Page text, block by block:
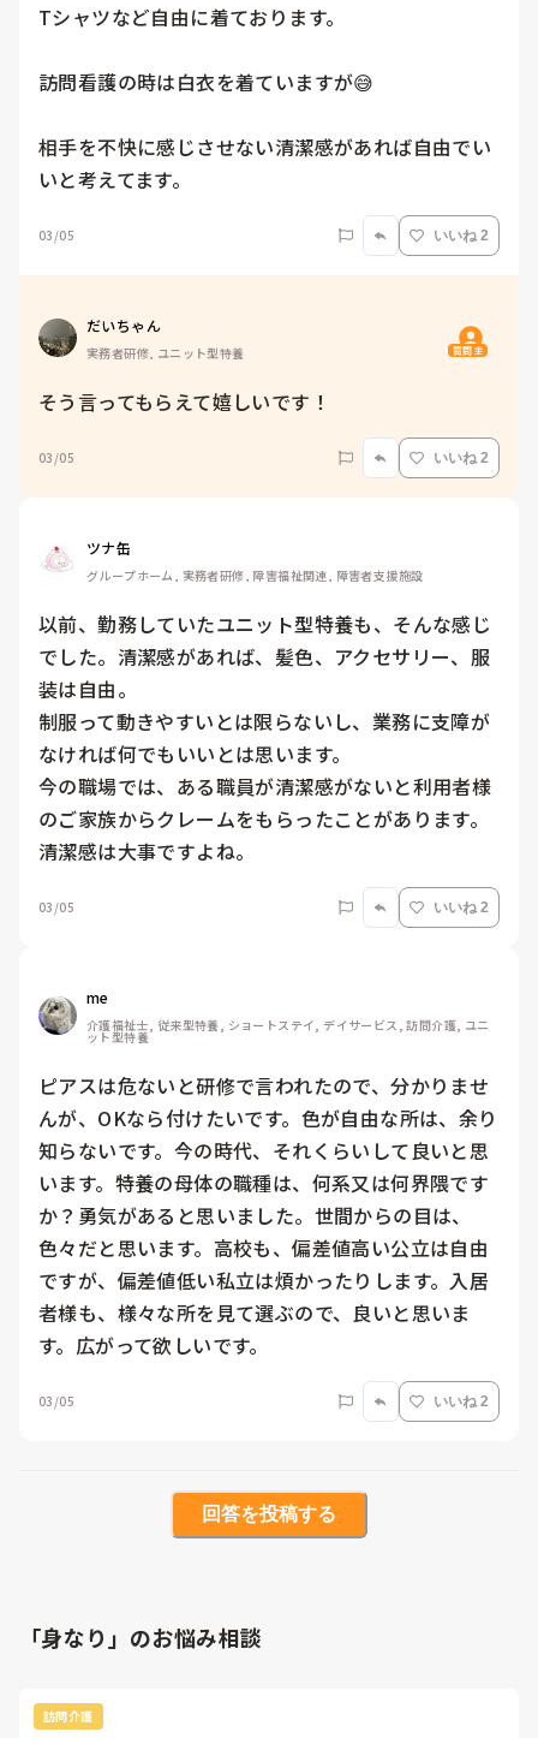
Tシャツなど自由に着ております。
訪問看護の時は白衣を着ていますが😅
相手を不快に感じさせない清潔感があれば自由でい
いと考えてます。
03/05 いいね 2
だいちゃん
実務者研修, ユニット型特養 質問主
そう言ってもらえて嬉しいです！
03/05 いいね 2
ツナ缶
グループホーム, 実務者研修, 障害福祉関連, 障害者支援施設
以前、勤務していたユニット型特養も、そんな感じ
でした。清潔感があれば、髪色、アクセサリー、服
装は自由。
制服って動きやすいとは限らないし、業務に支障が
なければ何でもいいとは思います。
今の職場では、ある職員が清潔感がないと利用者様
のご家族からクレームをもらったことがあります。
清潔感は大事ですよね。
03/05 いいね 2
me
介護福祉士, 従来型特養, ショートステイ, デイサービス, 訪問介護, ユニ
ット型特養
ピアスは危ないと研修で言われたので、分かりませ
んが、OKなら付けたいです。色が自由な所は、余り
知らないです。今の時代、それくらいして良いと思
います。特養の母体の職種は、何系又は何界隈です
か？勇気があると思いました。世間からの目は、
色々だと思います。高校も、偏差値高い公立は自由
ですが、偏差値低い私立は煩かったりします。入居
者様も、様々な所を見て選ぶので、良いと思いま
す。広がって欲しいです。
03/05 いいね 2
回答を投稿する
「身なり」のお悩み相談
訪問介護